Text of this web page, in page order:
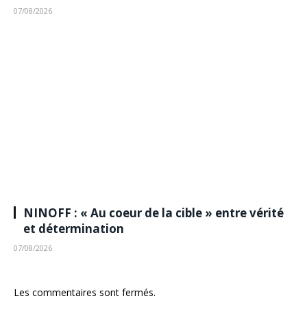
07/08/2026
NINOFF : « Au coeur de la cible » entre vérité
et détermination
07/08/2026
Les commentaires sont fermés.